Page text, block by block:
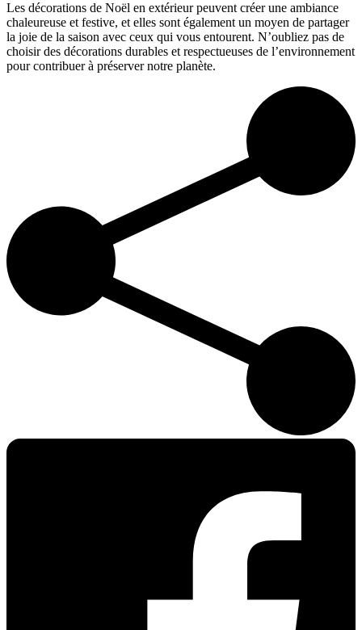
Les décorations de Noël en extérieur peuvent créer une ambiance
chaleureuse et festive, et elles sont également un moyen de partager
la joie de la saison avec ceux qui vous entourent. N’oubliez pas de
choisir des décorations durables et respectueuses de l’environnement
pour contribuer à préserver notre planète.